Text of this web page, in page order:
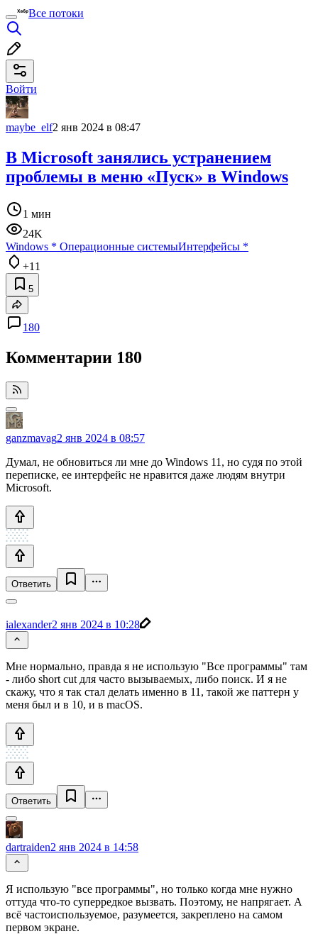
Все потоки
Войти
maybe_elf2 янв 2024 в 08:47
В Microsoft занялись устранением
проблемы в меню «Пуск» в Windows
1 мин
24K
Windows * Операционные системыИнтерфейсы *
+11
5
180
Комментарии 180
ganzmavag2 янв 2024 в 08:57
Думал, не обновиться ли мне до Windows 11, но судя по этой
переписке, ее интерфейс не нравится даже людям внутри
Microsoft.
Ответить
ialexander2 янв 2024 в 10:28
Мне нормально, правда я не использую "Все программы" там
- либо short cut для часто вызываемых, либо поиск. И я не
скажу, что я так стал делать именно в 11, такой же паттерн у
меня был и в 10, и в macOS.
Ответить
dartraiden2 янв 2024 в 14:58
Я использую "все программы", но только когда мне нужно
оттуда что-то суперредкое вызвать. Поэтому, не напрягает. А
всё частоиспользуемое, разумеется, закреплено на самом
первом экране.